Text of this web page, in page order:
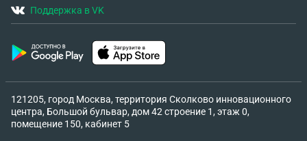
Поддержка в VK
121205, город Москва, территория Сколково инновационного
центра, Большой бульвар, дом 42 строение 1, этаж 0,
помещение 150, кабинет 5